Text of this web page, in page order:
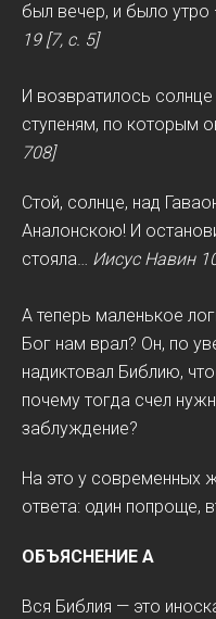
был вечер, и было утро
19 [7, c. 5]
И возвратилось
ступеням, по которым
708]
Стой, солнце, над
Аналонскою! И
стояла… Иисус Навин
А теперь маленькое
Бог нам врал? Он, по
надиктовал Библию,
почему тогда счел
заблуждение?
На это у современных
ответа: один попроще,
ОБЪЯСНЕНИЕ А
Вся Библия — это